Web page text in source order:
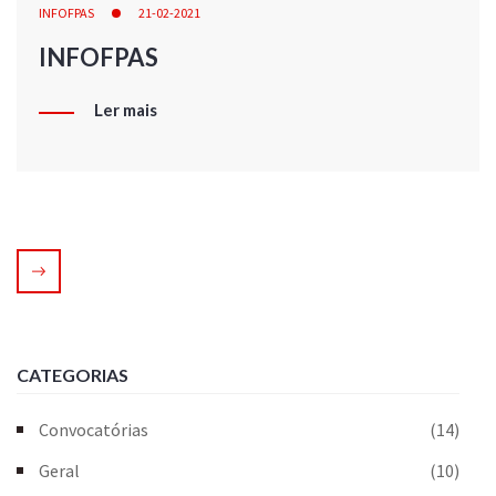
INFOFPAS 21-02-2021
INFOFPAS
Ler mais
CATEGORIAS
Convocatórias
(14)
Geral
(10)